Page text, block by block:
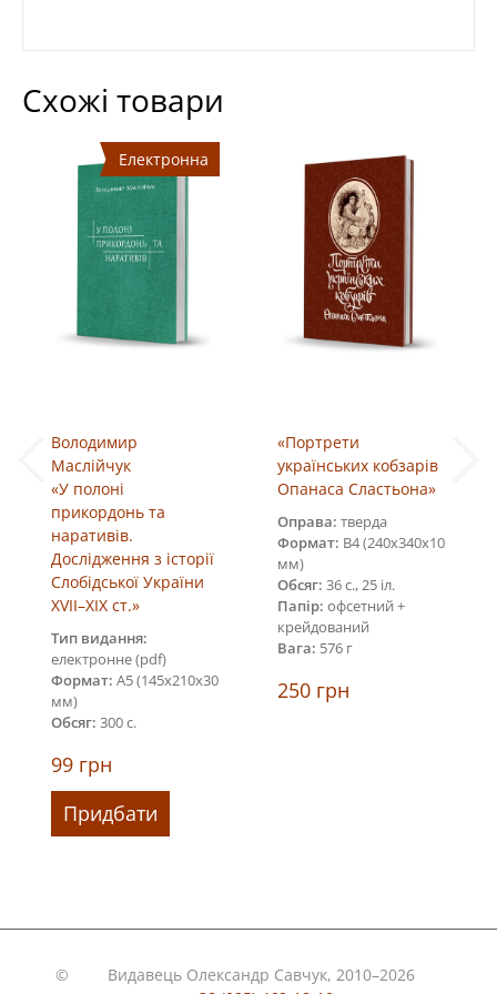
Схожі товари
Володимир
Маслійчук
«У полоні
прикордонь та
наративів.
Дослідження з історії
Слобідської України
XVII–XIX cт.»
Електронна
Тип видання:
електронне (pdf)
Формат: А5 (145х210х30
мм)
Обсяг: 300 с.
99 грн
Придбати
«Портрети
українських кобзарів
Опанаса Сластьона»
Оправа: тверда
Формат: В4 (240х340х10
мм)
Обсяг: 36 с., 25 іл.
Папір: офсетний +
крейдований
Вага: 576 г
250 грн
©
Видавець Олександр Савчук, 2010–2026